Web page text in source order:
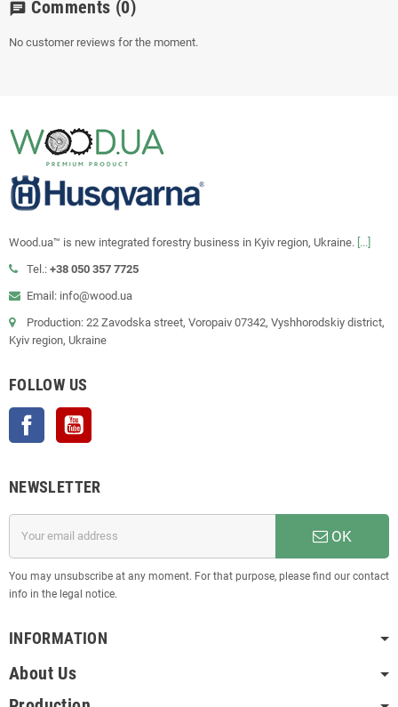
chat Comments (0)
No customer reviews for the moment.
Wood.ua™ is new integrated forestry business in Kyiv region, Ukraine. [...]
Tel.: +38 050 357 7725
Email: info@wood.ua
Production: 22 Zavodska street, Voropaiv 07342, Vyshhorodskiy district,
Kyiv region, Ukraine
FOLLOW US
Facebook
NEWSLETTER
OK
You may unsubscribe at any moment. For that purpose, please find our contact
info in the legal notice.
INFORMATION
About Us